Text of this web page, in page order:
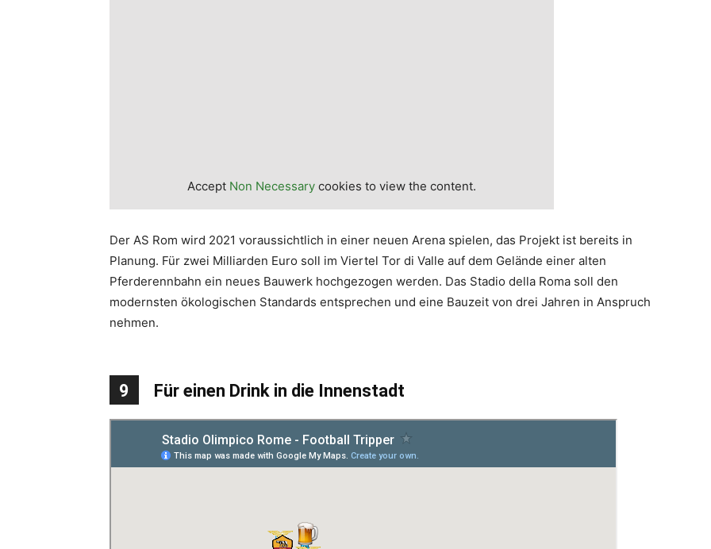
Accept Non Necessary cookies to view the content.
Der AS Rom wird 2021 voraussichtlich in einer neuen Arena spielen, das Projekt ist bereits in
Planung. Für zwei Milliarden Euro soll im Viertel Tor di Valle auf dem Gelände einer alten
Pferderennbahn ein neues Bauwerk hochgezogen werden. Das Stadio della Roma soll den
modernsten ökologischen Standards entsprechen und eine Bauzeit von drei Jahren in Anspruch
nehmen.
9 Für einen Drink in die Innenstadt